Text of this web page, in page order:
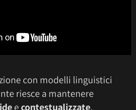
con modelli linguistici
riesce a mantenere
econtestualizzate,